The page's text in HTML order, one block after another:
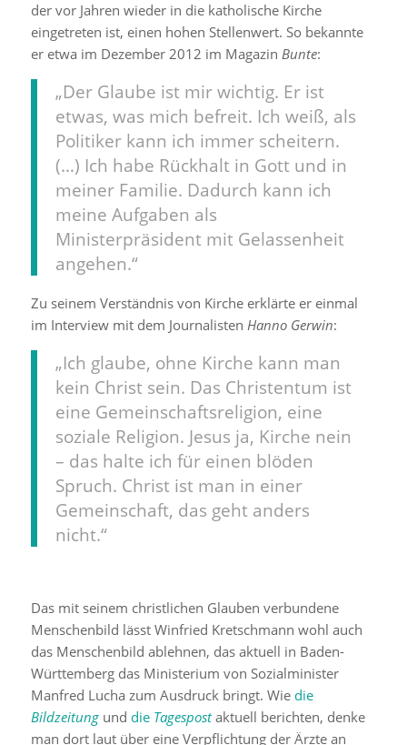
der vor Jahren wieder in die katholische Kirche
eingetreten ist, einen hohen Stellenwert. So bekannte
er etwa im Dezember 2012 im Magazin Bunte:
„Der Glaube ist mir wichtig. Er ist
etwas, was mich befreit. Ich weiß, als
Politiker kann ich immer scheitern.
(…) Ich habe Rückhalt in Gott und in
meiner Familie. Dadurch kann ich
meine Aufgaben als
Ministerpräsident mit Gelassenheit
angehen.“
Zu seinem Verständnis von Kirche erklärte er einmal
im Interview mit dem Journalisten Hanno Gerwin:
„Ich glaube, ohne Kirche kann man
kein Christ sein. Das Christentum ist
eine Gemeinschaftsreligion, eine
soziale Religion. Jesus ja, Kirche nein
– das halte ich für einen blöden
Spruch. Christ ist man in einer
Gemeinschaft, das geht anders
nicht.“
Das mit seinem christlichen Glauben verbundene
Menschenbild lässt Winfried Kretschmann wohl auch
das Menschenbild ablehnen, das aktuell in Baden-
Württemberg das Ministerium von Sozialminister
Manfred Lucha zum Ausdruck bringt. Wie die
Bildzeitungund die Tagespostaktuell berichten, denke
man dort laut über eine Verpflichtung der Ärzte an